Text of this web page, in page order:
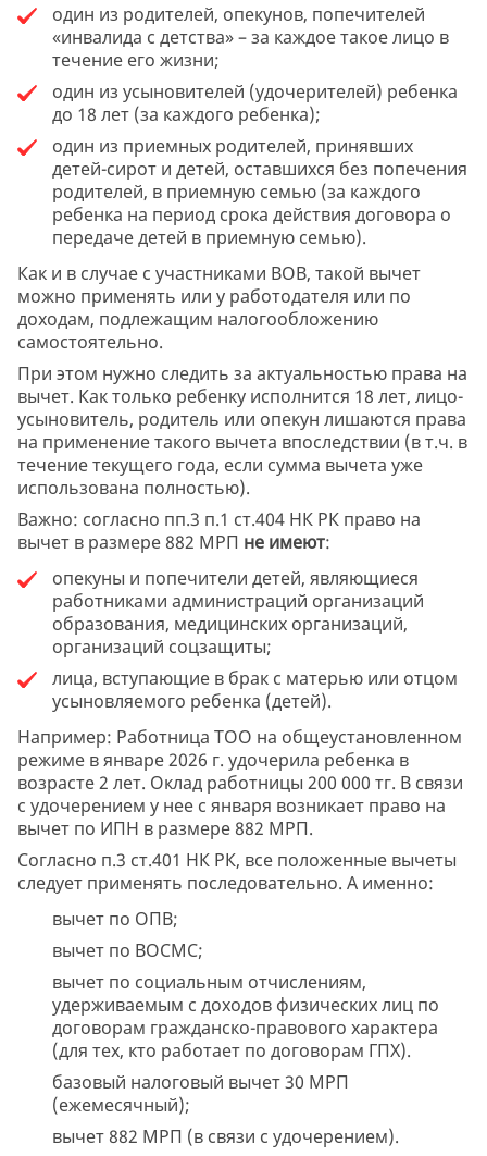
один из родителей, опекунов, попечителей
«инвалида с детства» – за каждое такое лицо в
течение его жизни;
один из усыновителей (удочерителей) ребенка
до 18 лет (за каждого ребенка);
один из приемных родителей, принявших
детей-сирот и детей, оставшихся без попечения
родителей, в приемную семью (за каждого
ребенка на период срока действия договора о
передаче детей в приемную семью).
Как и в случае с участниками ВОВ, такой вычет
можно применять или у работодателя или по
доходам, подлежащим налогообложению
самостоятельно.
При этом нужно следить за актуальностью права на
вычет. Как только ребенку исполнится 18 лет, лицо-
усыновитель, родитель или опекун лишаются права
на применение такого вычета впоследствии (в т.ч. в
течение текущего года, если сумма вычета уже
использована полностью).
Важно: согласно пп.3 п.1 ст.404 НК РК право на
вычет в размере 882 МРП не имеют:
опекуны и попечители детей, являющиеся
работниками администраций организаций
образования, медицинских организаций,
организаций соцзащиты;
лица, вступающие в брак с матерью или отцом
усыновляемого ребенка (детей).
Например: Работница ТОО на общеустановленном
режиме в январе 2026 г. удочерила ребенка в
возрасте 2 лет. Оклад работницы 200 000 тг. В связи
с удочерением у нее с января возникает право на
вычет по ИПН в размере 882 МРП.
Согласно п.3 ст.401 НК РК, все положенные вычеты
следует применять последовательно. А именно:
вычет по ОПВ;
вычет по ВОСМС;
вычет по социальным отчислениям,
удерживаемым с доходов физических лиц по
договорам гражданско-правового характера
(для тех, кто работает по договорам ГПХ).
базовый налоговый вычет 30 МРП
(ежемесячный);
вычет 882 МРП (в связи с удочерением).